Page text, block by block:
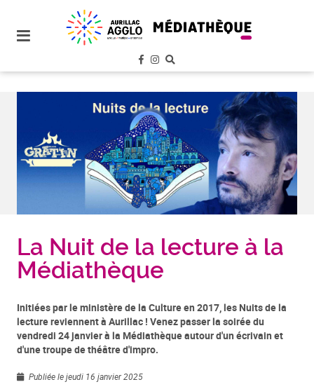
site
menu
La Nuit de la lecture à la
Médiathèque
Initiées par le ministère de la Culture en 2017, les Nuits de la
lecture reviennent à Aurillac ! Venez passer la soirée du
vendredi 24 janvier à la Médiathèque autour d'un écrivain et
d'une troupe de théâtre d'impro.
Publiée le jeudi 16 janvier 2025